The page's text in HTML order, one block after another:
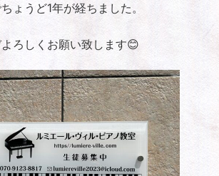
ょうど1年が経ちました。
ろしくお願い致します😊